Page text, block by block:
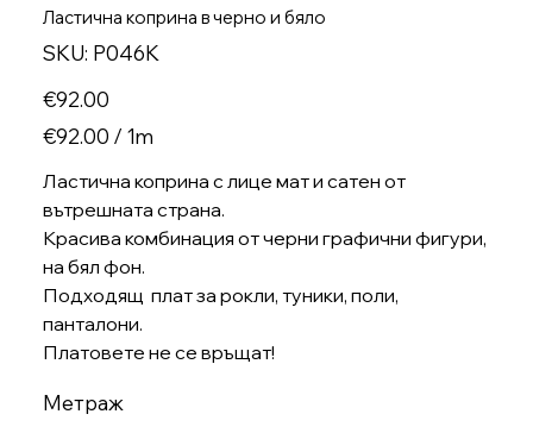
Ластична коприна в черно и бяло
SKU: SKU
P046K
P046K
Price
€92.00
€92.00
per
€92.00 / 1m
Ластична коприна с лице мат и сатен от
вътрешната страна.
Красива комбинация от черни графични фигури,
на бял фон.
Подходящ плат за рокли, туники, поли,
панталони.
Платовете не се връщат!
Метраж